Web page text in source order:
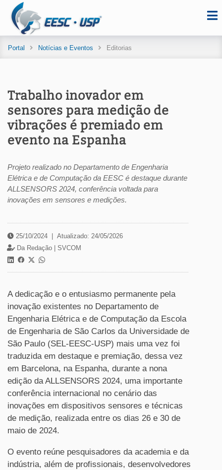
Portal Notícias e Eventos Editorias
Trabalho inovador em
sensores para medição de
vibrações é premiado em
evento na Espanha
Projeto realizado no Departamento de Engenharia
Elétrica e de Computação da EESC é destaque durante
ALLSENSORS 2024, conferência voltada para
inovações em sensores e medições.
25/10/2024
Atualizado: 24/05/2026
Da Redação | SVCOM
A dedicação e o entusiasmo permanente pela
inovação existentes no Departamento de
Engenharia Elétrica e de Computação da Escola
de Engenharia de São Carlos da Universidade de
São Paulo (SEL-EESC-USP) mais uma vez foi
traduzida em destaque e premiação, dessa vez
em Barcelona, na Espanha, durante a nona
edição da ALLSENSORS 2024, uma importante
conferência internacional no cenário das
inovações em dispositivos sensores e técnicas
de medição, realizada entre os dias 26 e 30 de
maio de 2024.
O evento reúne pesquisadores da academia e da
indústria, além de profissionais, desenvolvedores